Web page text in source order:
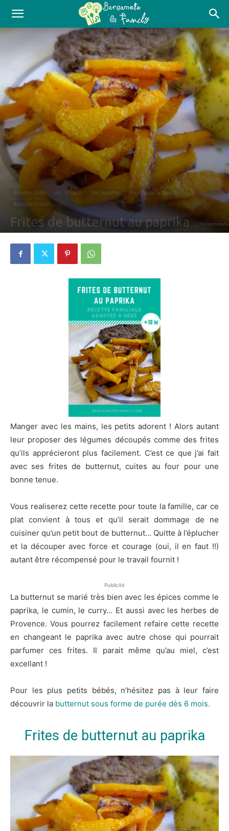
Recettes Bébé dès 18 mois Mes Recettes
Pour toute la famille
Recettes Enfant
Frites de butternut au paprika
Manger avec les mains, les petits adorent ! Alors autant
leur proposer des légumes découpés comme des frites
qu’ils apprécieront plus facilement. C’est ce que j’ai fait
avec ses frites de butternut, cuites au four pour une
bonne tenue.
Vous realiserez cette recette pour toute la famille, car ce
plat convient à tous et qu’il serait dommage de ne
cuisiner qu’un petit bout de butternut… Quitte à l’éplucher
et la découper avec force et courage (oui, il en faut !!)
autant être récompensé pour le travail fournit !
Publicité
La butternut se marié très bien avec les épices comme le
paprika, le cumin, le curry… Et aussi avec les herbes de
Provence. Vous pourrez facilement refaire cette recette
en changeant le paprika avec autre chose qui pourrait
parfumer ces frites. Il parait même qu’au miel, c’est
excellant !
Pour les plus petits bébés, n’hésitez pas à leur faire
découvrir la butternut sous forme de purée dès 6 mois.
Frites de butternut au paprika